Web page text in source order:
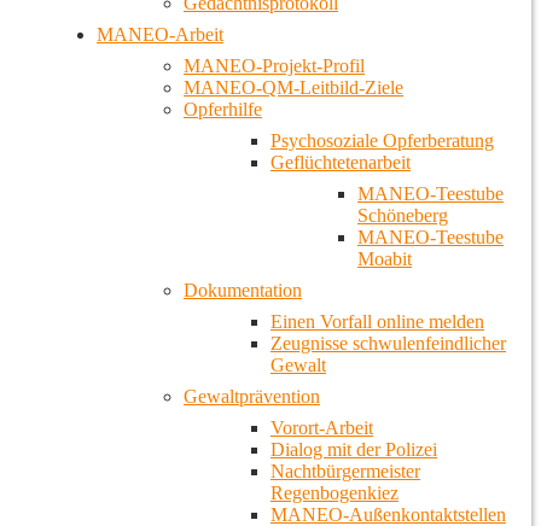
MANEO-Arbeit
MANEO-Projekt-Profil
MANEO-QM-Leitbild-Ziele
Opferhilfe
Psychosoziale Opferberatung
Geflüchtetenarbeit
MANEO-Teestube
Schöneberg
MANEO-Teestube
Moabit
Dokumentation
Einen Vorfall online melden
Zeugnisse schwulenfeindlicher
Gewalt
Gewaltprävention
Vorort-Arbeit
Dialog mit der Polizei
Nachtbürgermeister
Regenbogenkiez
MANEO-Außenkontaktstellen